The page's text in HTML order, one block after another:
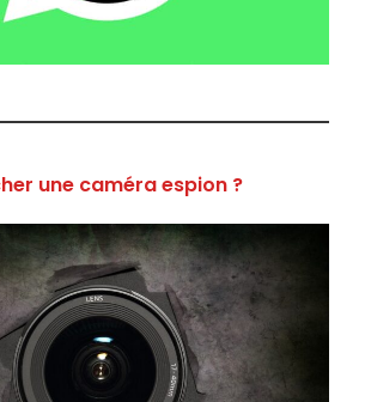
une caméra espion ?